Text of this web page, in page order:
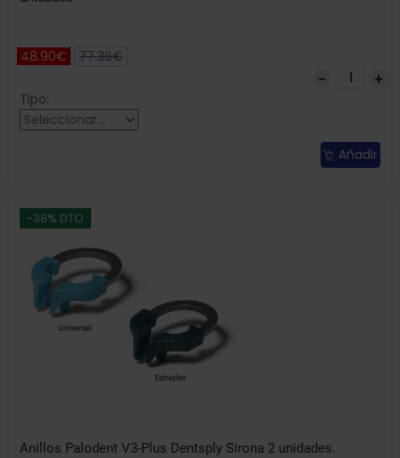
48.90€ 77.36€
Tipo:
Añadir
-38% DTO
Anillos Palodent V3-Plus Dentsply Sirona 2 unidades.